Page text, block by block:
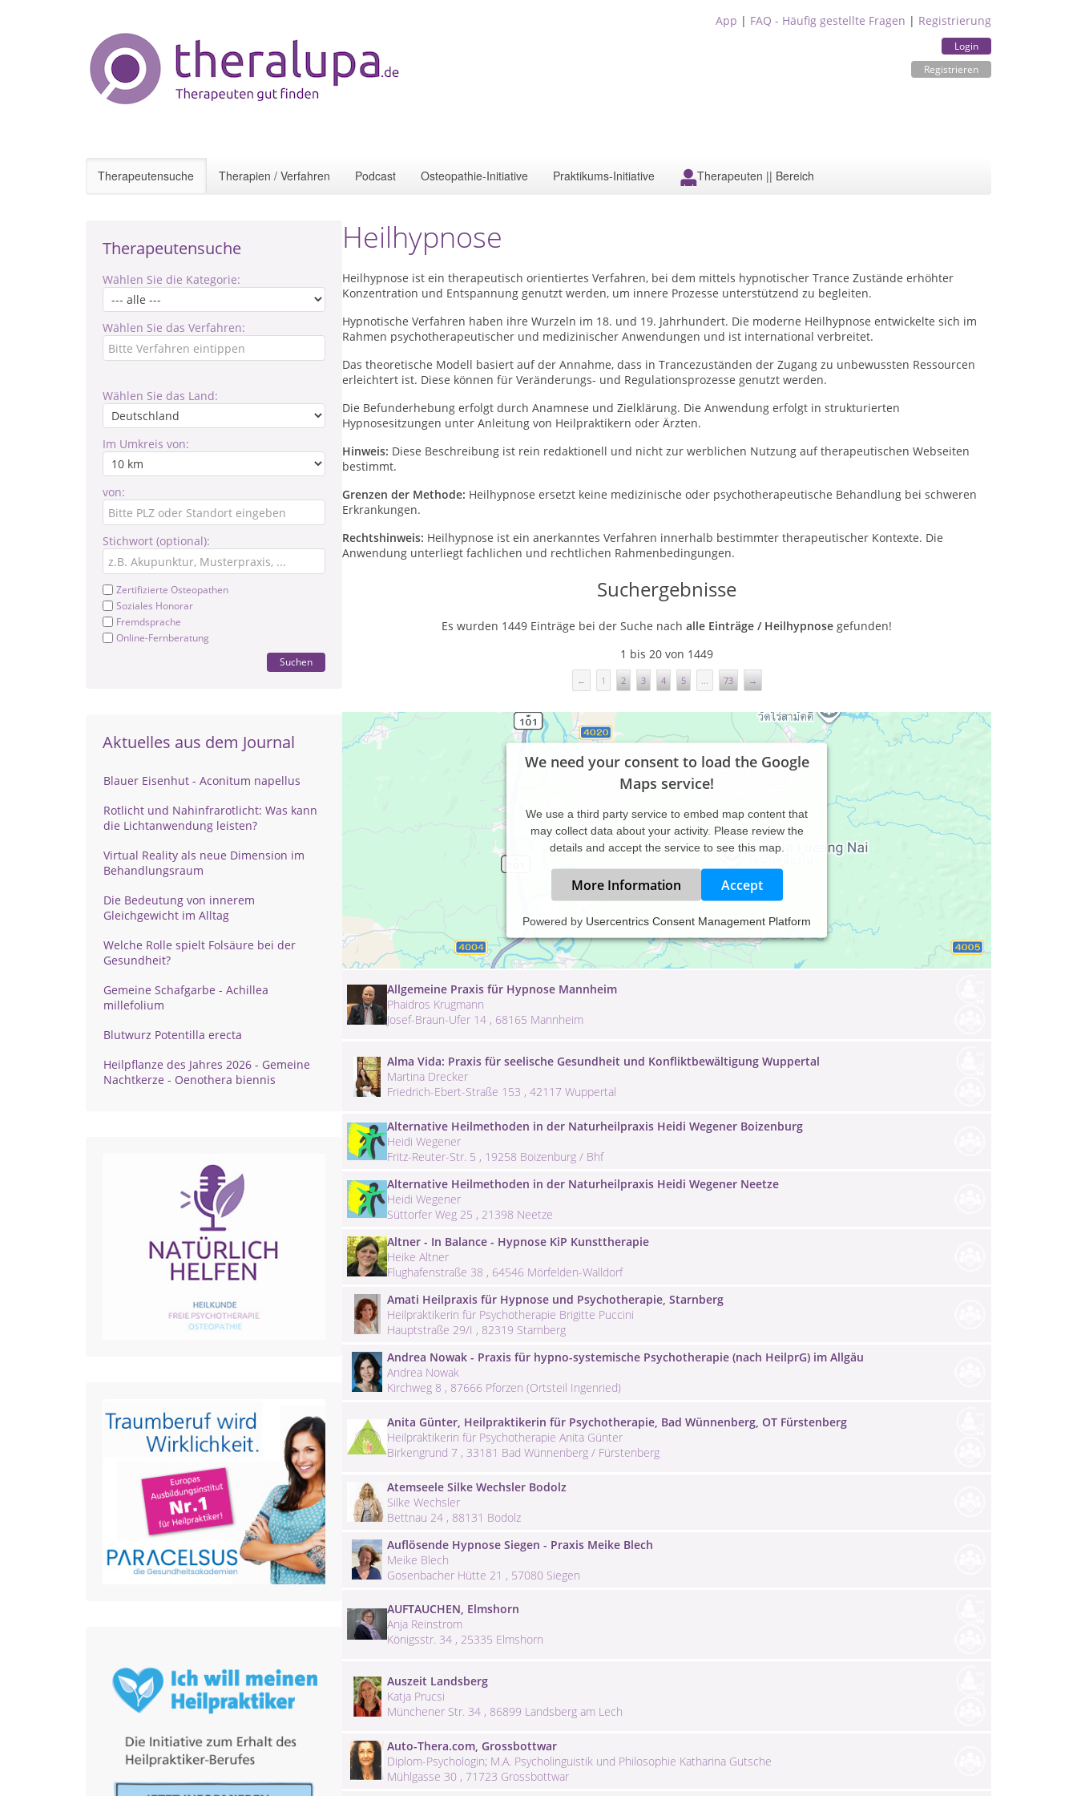
App | FAQ - Häufig gestellte Fragen | Registrierung
Login
Registrieren
Therapeutensuche Therapien / Verfahren Podcast Osteopathie-Initiative Praktikums-Initiative Therapeuten || Bereich
Therapeutensuche
Wählen Sie die Kategorie:
Wählen Sie das Verfahren:
Wählen Sie das Land:
Im Umkreis von:
von:
Stichwort (optional):
Zertifizierte Osteopathen
Soziales Honorar
Fremdsprache
Online-Fernberatung
Suchen
Aktuelles aus dem Journal
Blauer Eisenhut - Aconitum napellus
Rotlicht und Nahinfrarotlicht: Was kann
die Lichtanwendung leisten?
Virtual Reality als neue Dimension im
Behandlungsraum
Die Bedeutung von innerem
Gleichgewicht im Alltag
Welche Rolle spielt Folsäure bei der
Gesundheit?
Gemeine Schafgarbe - Achillea
millefolium
Blutwurz Potentilla erecta
Heilpflanze des Jahres 2026 - Gemeine
Nachtkerze - Oenothera biennis
Heilhypnose
Heilhypnose ist ein therapeutisch orientiertes Verfahren, bei dem mittels hypnotischer Trance Zustände erhöhter
Konzentration und Entspannung genutzt werden, um innere Prozesse unterstützend zu begleiten.
Hypnotische Verfahren haben ihre Wurzeln im 18. und 19. Jahrhundert. Die moderne Heilhypnose entwickelte sich im
Rahmen psychotherapeutischer und medizinischer Anwendungen und ist international verbreitet.
Das theoretische Modell basiert auf der Annahme, dass in Trancezuständen der Zugang zu unbewussten Ressourcen
erleichtert ist. Diese können für Veränderungs- und Regulationsprozesse genutzt werden.
Die Befunderhebung erfolgt durch Anamnese und Zielklärung. Die Anwendung erfolgt in strukturierten
Hypnosesitzungen unter Anleitung von Heilpraktikern oder Ärzten.
Hinweis: Diese Beschreibung ist rein redaktionell und nicht zur werblichen Nutzung auf therapeutischen Webseiten
bestimmt.
Grenzen der Methode: Heilhypnose ersetzt keine medizinische oder psychotherapeutische Behandlung bei schweren
Erkrankungen.
Rechtshinweis: Heilhypnose ist ein anerkanntes Verfahren innerhalb bestimmter therapeutischer Kontexte. Die
Anwendung unterliegt fachlichen und rechtlichen Rahmenbedingungen.
Suchergebnisse
Es wurden 1449 Einträge bei der Suche nach alle Einträge / Heilhypnose gefunden!
1 bis 20 von 1449
← 1 2 3 4 5 ... 73 →
We need your consent to load the Google
Maps service!
We use a third party service to embed map content that
may collect data about your activity. Please review the
details and accept the service to see this map.
More Information Accept
Powered by Usercentrics Consent Management Platform
Akupunktur- und Naturheilpraxis Wieland
Gabriele Wieland
Kobellstraße 15 , 68167 Mannheim
Allgemeine Praxis für Hypnose Mannheim
Phaidros Krugmann
Josef-Braun-Ufer 14 , 68165 Mannheim
Alma Vida: Praxis für seelische Gesundheit und Konfliktbewältigung Wuppertal
Martina Drecker
Friedrich-Ebert-Straße 153 , 42117 Wuppertal
Alternative Heilmethoden in der Naturheilpraxis Heidi Wegener Boizenburg
Heidi Wegener
Fritz-Reuter-Str. 5 , 19258 Boizenburg / Bhf
Alternative Heilmethoden in der Naturheilpraxis Heidi Wegener Neetze
Heidi Wegener
Süttorfer Weg 25 , 21398 Neetze
Altner - In Balance - Hypnose KiP Kunsttherapie
Heike Altner
Flughafenstraße 38 , 64546 Mörfelden-Walldorf
Amati Heilpraxis für Hypnose und Psychotherapie, Starnberg
Heilpraktikerin für Psychotherapie Brigitte Puccini
Hauptstraße 29/I , 82319 Starnberg
Andrea Nowak - Praxis für hypno-systemische Psychotherapie (nach HeilprG) im Allgäu
Andrea Nowak
Kirchweg 8 , 87666 Pforzen (Ortsteil Ingenried)
Anita Günter, Heilpraktikerin für Psychotherapie, Bad Wünnenberg, OT Fürstenberg
Heilpraktikerin für Psychotherapie Anita Günter
Birkengrund 7 , 33181 Bad Wünnenberg / Fürstenberg
Atemseele Silke Wechsler Bodolz
Silke Wechsler
Bettnau 24 , 88131 Bodolz
Auflösende Hypnose Siegen - Praxis Meike Blech
Meike Blech
Gosenbacher Hütte 21 , 57080 Siegen
AUFTAUCHEN, Elmshorn
Anja Reinstrom
Königsstr. 34 , 25335 Elmshorn
Auszeit Landsberg
Katja Prucsi
Münchener Str. 34 , 86899 Landsberg am Lech
Auto-Thera.com, Grossbottwar
Diplom-Psychologin; M.A. Psycholinguistik und Philosophie Katharina Gutsche
Mühlgasse 30 , 71723 Grossbottwar